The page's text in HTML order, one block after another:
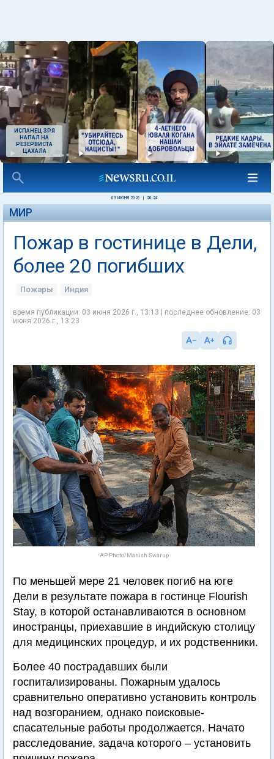
ИСПАНЕЦ ЗРЯ
НАПАЛ НА
РЕЗЕРВИСТА
ЦАХАЛА
03 ИЮНЯ 2026 20:24
МИР
Пожар в гостинице в Дели,
более 20 погибших
Пожары Индия
время публикации: 03 июня 2026 г., 13:13 | последнее обновление: 03
июня 2026 г., 13:23
AP Photo/Manish Swarup
По меньшей мере 21 человек погиб на юге
Дели в результате пожара в гостинце Flourish
Stay, в которой останавливаются в основном
иностранцы, приехавшие в индийскую столицу
для медицинских процедур, и их родственники.
Более 40 пострадавших были
госпитализированы. Пожарным удалось
сравнительно оперативно установить контроль
над возгоранием, однако поисковые-
спасательные работы продолжается. Начато
расследование, задача которого – установить